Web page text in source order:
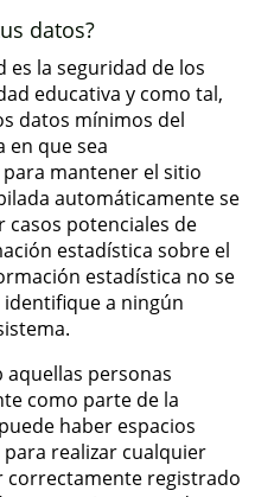
datos?
la seguridad de los
educativa y como tal,
datos mínimos del
en que sea
mantener el sitio
automáticamente se
potenciales de
estadística sobre el
estadística no se
a ningún
aquellas personas
como parte de la
haber espacios
realizar cualquier
correctamente registrado